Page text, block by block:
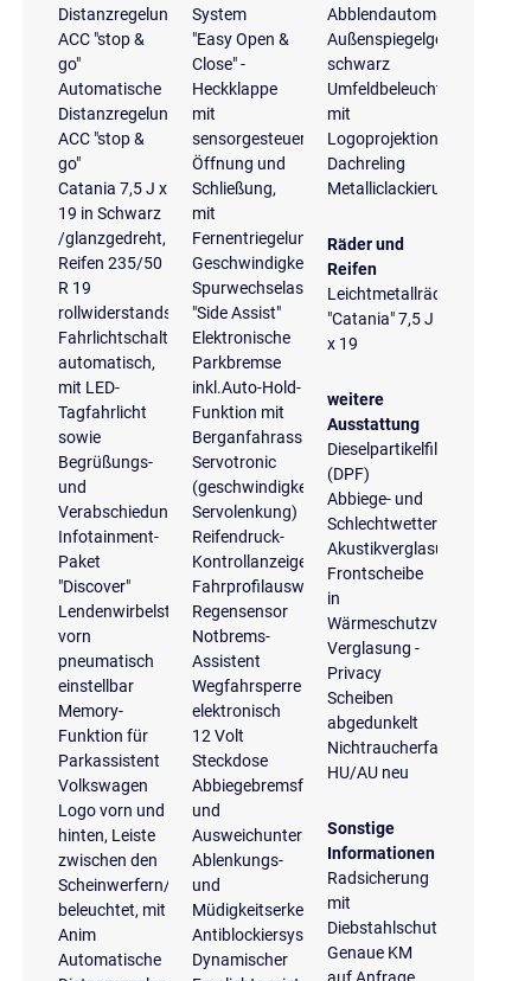
Distanzregelung
ACC "stop &
go"
Automatische
Distanzregelung
ACC "stop &
go"
Catania 7,5 J x
19 in Schwarz
/glanzgedreht,
Reifen 235/50
R 19
rollwiderstandsoptimiert
Fahrlichtschaltung
automatisch,
mit LED-
Tagfahrlicht
sowie
Begrüßungs-
und
Verabschiedungslicht
Infotainment-
Paket
"Discover"
Lendenwirbelstützen
vorn
pneumatisch
einstellbar
Memory-
Funktion für
Parkassistent
Volkswagen
Logo vorn und
hinten, Leiste
zwischen den
Scheinwerfern/Rückleuchten
beleuchtet, mit
Anim
Automatische
System
"Easy Open &
Close" -
Heckklappe
mit
sensorgesteuerter
Öffnung und
Schließung,
mit
Fernentriegelung
Geschwindigkeitsregelanlage
Spurwechselassistent
"Side Assist"
Elektronische
Parkbremse
inkl.Auto-Hold-
Funktion mit
Berganfahrassistent
Servotronic
(geschwindigkeitsabhängige
Servolenkung)
Reifendruck-
Kontrollanzeige
Fahrprofilauswahl
Regensensor
Notbrems-
Assistent
Wegfahrsperre
elektronisch
12 Volt
Steckdose
Abbiegebremsfunktion
und
Ausweichunterstützung
Ablenkungs-
und
Müdigkeitserkennung
Antiblockiersystem
Dynamischer
Abblendautomatik
Außenspiegelgehäuse
schwarz
Umfeldbeleuchtung
mit
Logoprojektion
Dachreling
Metalliclackierung
Räder und
Reifen
Leichtmetallräder
"Catania" 7,5 J
x 19
weitere
Ausstattung
Dieselpartikelfilter
(DPF)
Abbiege- und
Schlechtwetterlicht
Akustikverglasung
Frontscheibe
in
Wärmeschutzverglasung
Verglasung -
Privacy
Scheiben
abgedunkelt
Nichtraucherfahrzeug
HU/AU neu
Sonstige
Informationen
Radsicherung
mit
Diebstahlschutz
Genaue KM